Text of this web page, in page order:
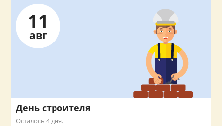
11
авг
День строителя
Осталось 4 дня.